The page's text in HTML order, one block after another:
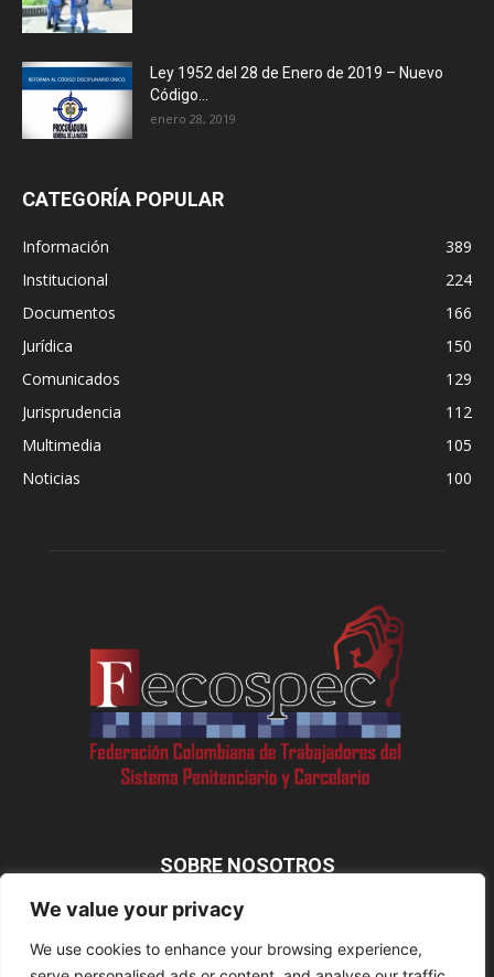
We value your privacy
We use cookies to enhance your browsing experience,
Ley 1952 del 28 de Enero de 2019 – Nuevo
Código...
enero 28, 2019
CATEGORÍA POPULAR
Información
389
Institucional
224
Documentos
166
Jurídica
150
Comunicados
129
Jurisprudencia
112
Multimedia
105
Noticias
100
SOBRE NOSOTROS
SÍGUENOS